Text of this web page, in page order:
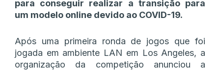
para conseguir realizar a transição para
um modelo online devido ao COVID-19.
Após uma primeira ronda de jogos que foi
jogada em ambiente LAN em Los Angeles, a
organização da competição anunciou a